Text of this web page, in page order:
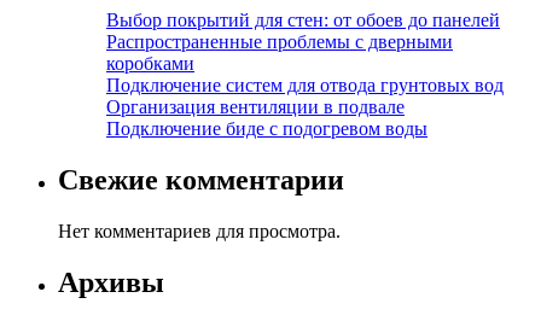
Выбор покрытий для стен: от обоев до панелей
Распространенные проблемы с дверными
коробками
Подключение систем для отвода грунтовых вод
Организация вентиляции в подвале
Подключение биде с подогревом воды
Свежие комментарии
Нет комментариев для просмотра.
Архивы